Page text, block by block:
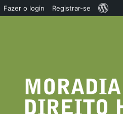
Fazer o login Registrar-se